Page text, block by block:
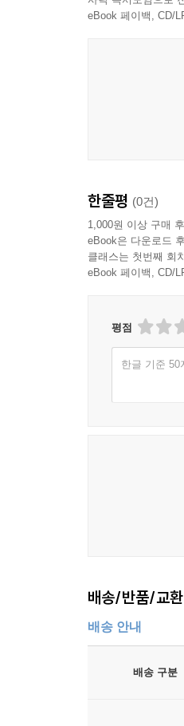
eBook 페이백, CD/
한줄평 (0건)
1,000원 이상 구매
eBook은 다운로드
클래스는 첫번째 회
eBook 페이백, CD/
평점
한글 기준 50
배송/반품/교
배송 안내
배송 구분